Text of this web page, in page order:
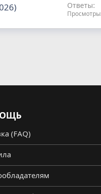
Ответы
Просмотры
(FAQ)